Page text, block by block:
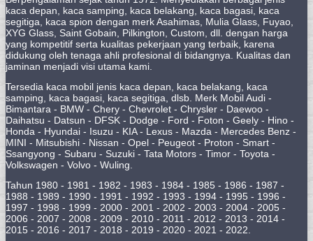
kaca depan, kaca samping, kaca belakang, kaca bagasi, kaca
segitiga, kaca spion dengan merk Asahimas, Mulia Glass, Fuyao,
XYG Glass, Saint Gobain, Pilkington, Custom, dll. dengan harga
yang kompetitif serta kualitas pekerjaan yang terbaik, karena
didukung oleh tenaga ahli profesional di bidangnya. Kualitas dan
jaminan menjadi visi utama kami.
Tersedia kaca mobil jenis kaca depan, kaca belakang, kaca
samping, kaca bagasi, kaca segitiga, dlsb. Merk Mobil Audi -
Bimantara - BMW - Chery - Chevrolet - Chrysler - Daewoo -
Daihatsu - Datsun - DFSK - Dodge - Ford - Foton - Geely - Hino -
Honda - Hyundai - Isuzu - KIA - Lexus - Mazda - Mercedes Benz -
MINI - Mitsubishi - Nissan - Opel - Peugeot - Proton - Smart -
Ssangyong - Subaru - Suzuki - Tata Motors - Timor - Toyota -
Volkswagen - Volvo - Wuling.
Tahun 1980 - 1981 - 1982 - 1983 - 1984 - 1985 - 1986 - 1987 -
1988 - 1989 - 1990 - 1991 - 1992 - 1993 - 1994 - 1995 - 1996 -
1997 - 1998 - 1999 - 2000 - 2001 - 2002 - 2003 - 2004 - 2005 -
2006 - 2007 - 2008 - 2009 - 2010 - 2011 - 2012 - 2013 - 2014 -
2015 - 2016 - 2017 - 2018 - 2019 - 2020 - 2021 - 2022.